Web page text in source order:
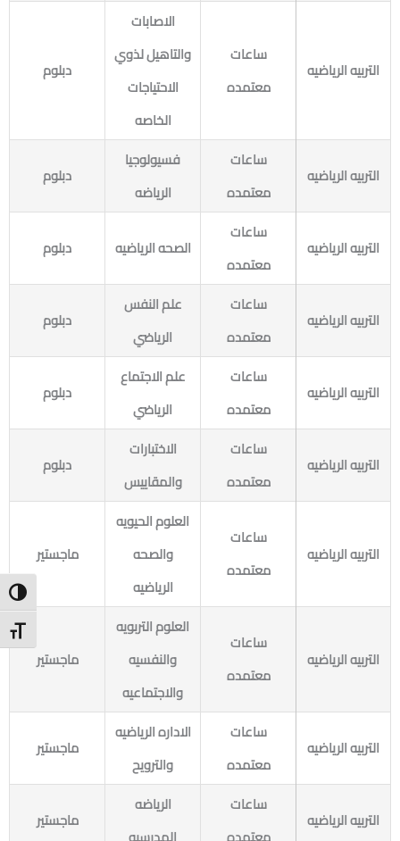
التربيه الرياضيه
ساعات
معتمده
الاصابات
والتاهيل لذوي
الاحتياجات
الخاصه
دبلوم
التربيه الرياضيه
ساعات
معتمده
فسيولوجيا
الرياضه
دبلوم
التربيه الرياضيه
ساعات
معتمده
الصحه الرياضيه دبلوم
التربيه الرياضيه
ساعات
معتمده
علم النفس
الرياضي
دبلوم
التربيه الرياضيه
ساعات
معتمده
علم الاجتماع
الرياضي
دبلوم
التربيه الرياضيه
ساعات
معتمده
الاختبارات
والمقاييس
دبلوم
التربيه الرياضيه
ساعات
معتمده
العلوم الحيويه
والصحه
الرياضيه
ماجستير
التربيه الرياضيه
ساعات
معتمده
العلوم التربويه
والنفسيه
والاجتماعيه
ماجستير
التربيه الرياضيه
ساعات
معتمده
الاداره الرياضيه
والترويح
ماجستير
التربيه الرياضيه
ساعات
الرياضه
ماجستير